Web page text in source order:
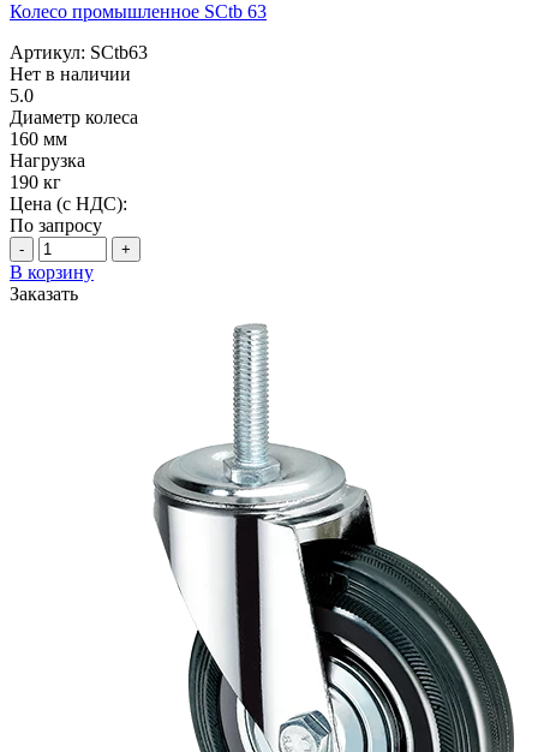
Колесо промышленное SCtb 63
Артикул: SCtb63
Нет в наличии
5.0
Диаметр колеса
160 мм
Нагрузка
190 кг
Цена (с НДС):
По запросу
- +
В корзину
Заказать